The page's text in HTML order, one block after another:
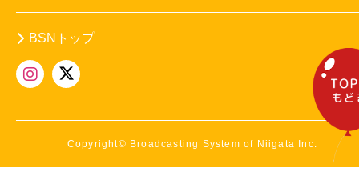
BSNトップ
Copyright© Broadcasting System of Niigata Inc.